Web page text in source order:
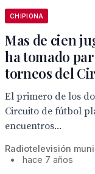
CHIPIONA
Mas de cien
ha tomado
torneos del
El primero de los
Circuito de fútbol
encuentros...
Radiotelevisión
•
hace 7 años